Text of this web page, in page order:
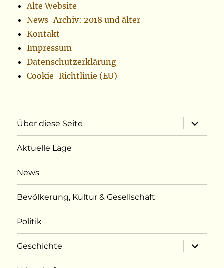
Alte Website
News-Archiv: 2018 und älter
Kontakt
Impressum
Datenschutzerklärung
Cookie-Richtlinie (EU)
Über diese Seite
öffnen
Aktuelle Lage
News
Bevölkerung, Kultur & Gesellschaft
Politik
Geschichte
öffnen